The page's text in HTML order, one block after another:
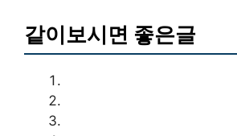
같이보시면 좋은글